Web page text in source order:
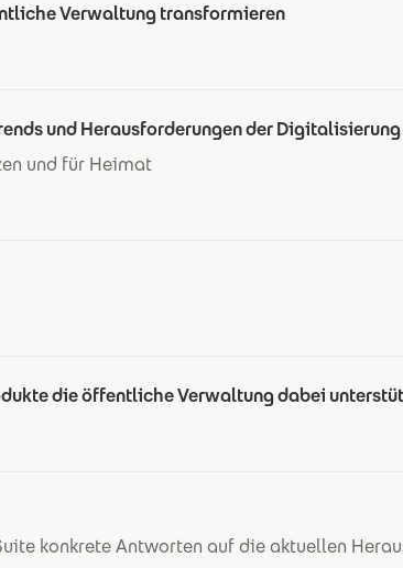
Verwaltung transformieren
und Herausforderungen der
und für Heimat
die öffentliche Verwaltung dabei
konkrete Antworten auf die aktuellen